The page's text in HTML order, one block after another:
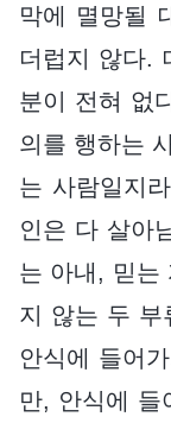
막에 멸망될
더럽지 않다.
분이 전혀 없
의를 행하는
는 사람일지
인은 다 살아
는 아내, 믿는
지 않는 두 부
안식에 들어
만, 안식에 들